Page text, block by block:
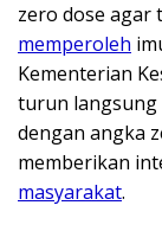
zero dose agar
memperoleh
Kementerian
turun langsung
dengan angka
memberikan
masyarakat.